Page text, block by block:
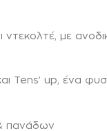
με
Tens’ up, ένα
πανάδων